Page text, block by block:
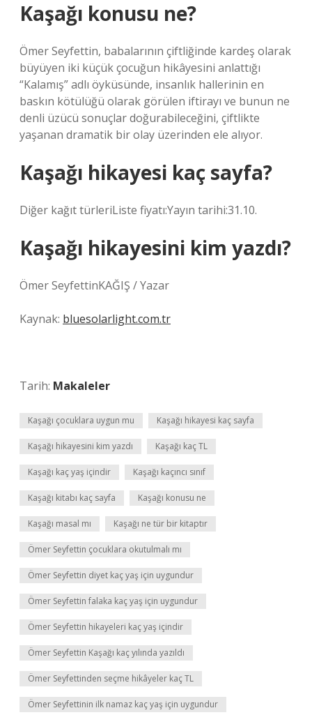
Kaşağı konusu ne?
Ömer Seyfettin, babalarının çiftliğinde kardeş olarak
büyüyen iki küçük çocuğun hikâyesini anlattığı
“Kalamış” adlı öyküsünde, insanlık hallerinin en
baskın kötülüğü olarak görülen iftirayı ve bunun ne
denli üzücü sonuçlar doğurabileceğini, çiftlikte
yaşanan dramatik bir olay üzerinden ele alıyor.
Kaşağı hikayesi kaç sayfa?
Diğer kağıt türleriListe fiyatı:Yayın tarihi:31.10.
Kaşağı hikayesini kim yazdı?
Ömer SeyfettinKAĞIŞ / Yazar
Kaynak: bluesolarlight.com.tr
Tarih: Makaleler
Kaşağı çocuklara uygun mu Kaşağı hikayesi kaç sayfa
Kaşağı hikayesini kim yazdı Kaşağı kaç TL
Kaşağı kaç yaş içindir Kaşağı kaçıncı sınıf
Kaşağı kitabı kaç sayfa Kaşağı konusu ne
Kaşağı masal mı Kaşağı ne tür bir kitaptır
Ömer Seyfettin çocuklara okutulmalı mı
Ömer Seyfettin diyet kaç yaş için uygundur
Ömer Seyfettin falaka kaç yaş için uygundur
Ömer Seyfettin hikayeleri kaç yaş içindir
Ömer Seyfettin Kaşağı kaç yılında yazıldı
Ömer Seyfettinden seçme hikâyeler kaç TL
Ömer Seyfettinin ilk namaz kaç yaş için uygundur